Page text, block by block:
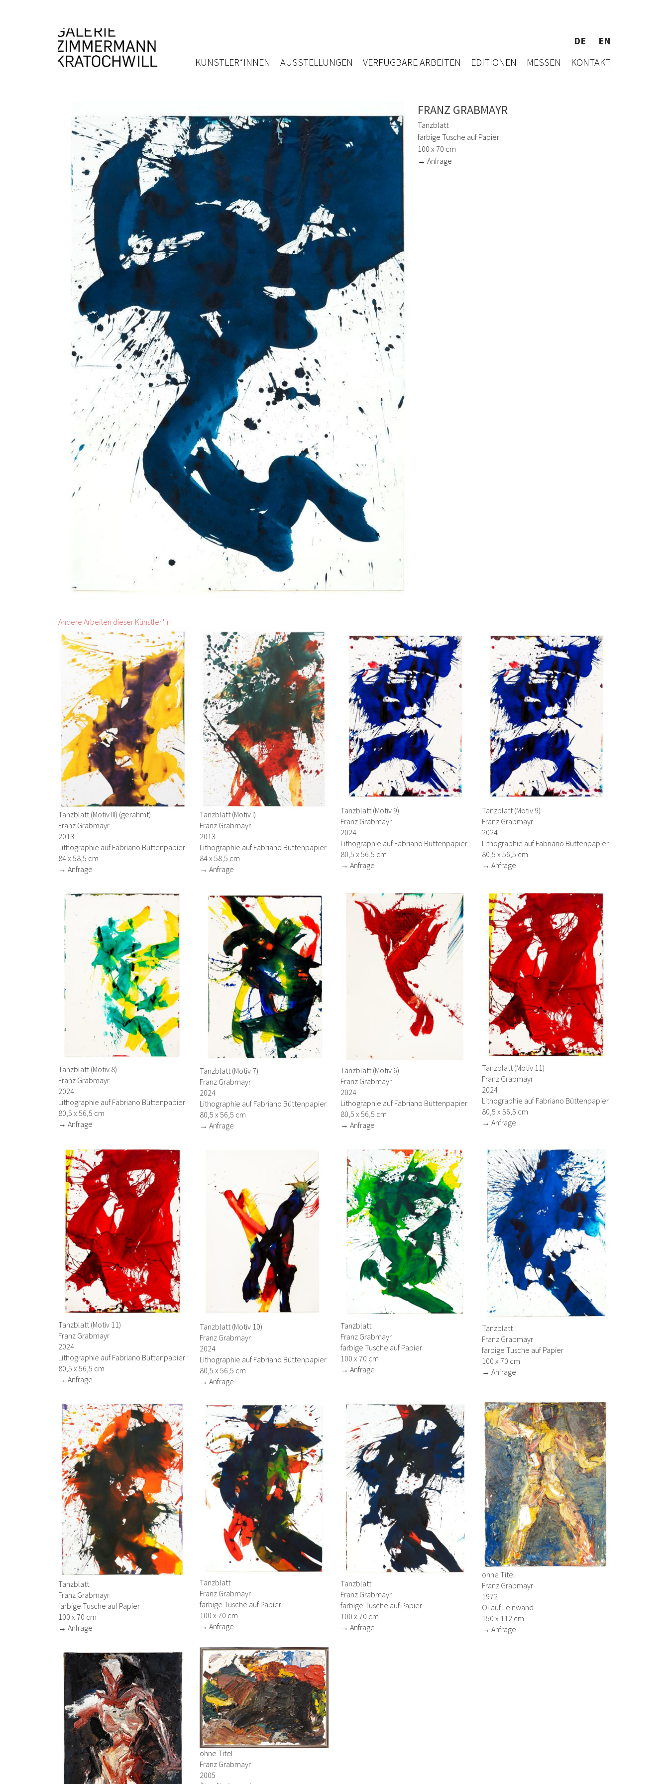
DE
EN
KÜNSTLER*INNEN
AUSSTELLUNGEN VERFÜGBARE ARBEITEN EDITIONEN MESSEN KONTAKT
FRANZ GRABMAYR
Tanzblatt
farbige Tusche auf Papier
100 x 70 cm
→ Anfrage
Andere Arbeiten dieser Künstler*in
Tanzblatt (Motiv III) (gerahmt)
Franz Grabmayr
2013
Lithographie auf Fabriano Büttenpapier
84 x 58,5 cm
→ Anfrage
Tanzblatt (Motiv I)
Franz Grabmayr
2013
Lithographie auf Fabriano Büttenpapier
84 x 58,5 cm
→ Anfrage
Tanzblatt (Motiv 9)
Franz Grabmayr
2024
Lithographie auf Fabriano Büttenpapier
80,5 x 56,5 cm
→ Anfrage
Tanzblatt (Motiv 9)
Franz Grabmayr
2024
Lithographie auf Fabriano Büttenpapier
80,5 x 56,5 cm
→ Anfrage
Tanzblatt (Motiv 8)
Franz Grabmayr
2024
Lithographie auf Fabriano Büttenpapier
80,5 x 56,5 cm
→ Anfrage
Tanzblatt (Motiv 7)
Franz Grabmayr
2024
Lithographie auf Fabriano Büttenpapier
80,5 x 56,5 cm
→ Anfrage
Tanzblatt (Motiv 6)
Franz Grabmayr
2024
Lithographie auf Fabriano Büttenpapier
80,5 x 56,5 cm
→ Anfrage
Tanzblatt (Motiv 11)
Franz Grabmayr
2024
Lithographie auf Fabriano Büttenpapier
80,5 x 56,5 cm
→ Anfrage
Tanzblatt (Motiv 11)
Franz Grabmayr
2024
Lithographie auf Fabriano Büttenpapier
80,5 x 56,5 cm
→ Anfrage
Tanzblatt (Motiv 10)
Franz Grabmayr
2024
Lithographie auf Fabriano Büttenpapier
80,5 x 56,5 cm
→ Anfrage
Tanzblatt
Franz Grabmayr
farbige Tusche auf Papier
100 x 70 cm
→ Anfrage
Tanzblatt
Franz Grabmayr
farbige Tusche auf Papier
100 x 70 cm
→ Anfrage
Tanzblatt
Franz Grabmayr
farbige Tusche auf Papier
100 x 70 cm
→ Anfrage
Tanzblatt
Franz Grabmayr
farbige Tusche auf Papier
100 x 70 cm
→ Anfrage
Tanzblatt
Franz Grabmayr
farbige Tusche auf Papier
100 x 70 cm
→ Anfrage
ohne Titel
Franz Grabmayr
1972
Öl auf Leinwand
150 x 112 cm
→ Anfrage
ohne Titel
Franz Grabmayr
2005